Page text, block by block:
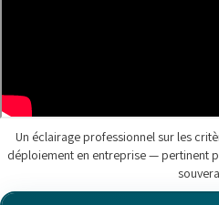
Un éclairage professionnel sur les
déploiement en entreprise — pertinent